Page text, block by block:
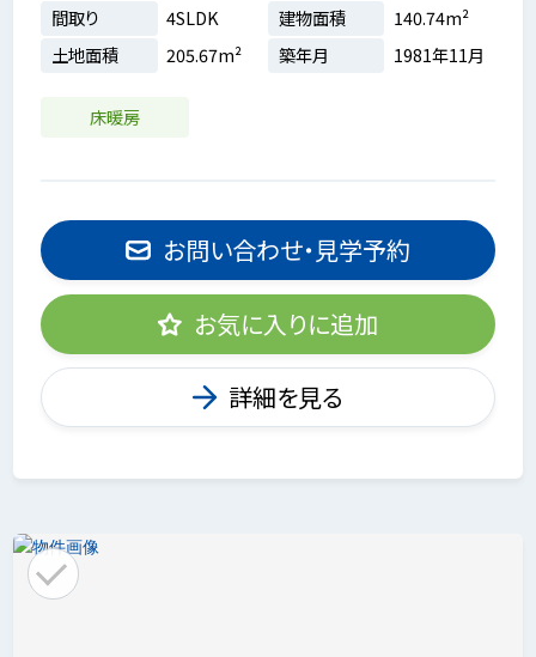
間取り
4SLDK 建物面積
140.74m²
土地面積
205.67m² 築年月 1981年11月
床暖房
お問い合わせ・見学予約
お気に入りに追加
詳細を見る